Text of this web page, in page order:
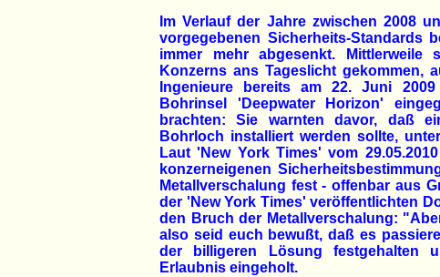
Im Verlauf der Jahre zwischen 2008
vorgegebenen Sicherheits-Standards
immer mehr abgesenkt.
Konzerns ans Tageslicht gekommen,
Ingenieure bereits am 22. Juni
Bohrinsel 'Deepwater Horizon'
brachten: Sie warnten davor, daß
Bohrloch installiert werden sollte,
Laut 'New York Times' vom
konzerneigenen
Metallverschalung fest - offenbar aus
der 'New York Times' veröffentlichten
den Bruch der Metallverschalung:
also seid euch bewußt, daß es
der billigeren Lösung festgehalten
Erlaubnis eingeholt.